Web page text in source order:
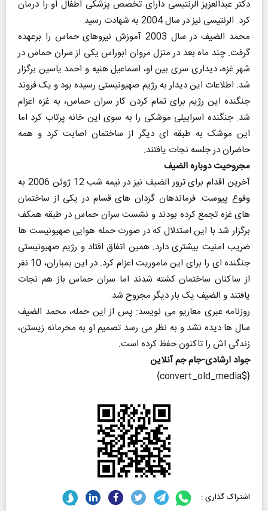
دکتر عبدالعزیز الرنتیسی دارای تخصص پزشکی اطفال او را درمان
کرد. الرنتیسی نیز در سال 2004 به شهادت رسید.
محمد الضیف در سال 2003 آموزش نیروهای حماس را برعهده
گرفت. چند ماه بعد در منزل مروان ابوراس یکی از سران حماس در
شهر غزه، دیداری سری بین او، اسماعیل هنیه و احمد یاسین برگزار
شد. اطلاعات این دیدار به رژیم صهیونیستی رسیده بود و یک فروند
جنگنده این رژیم برای تمام کردن کار سران حماس، به غزه اعزام
شد. جنگنده اسراییلی موشکی را به سوی این خانه پرتاب کرد اما
این موشک به طبقه ای دیگر از ساختمان اصابت کرد و همه
حاضران در جلسه نجات یافتند.
مجروحیت دوباره الضیف
آخرین اقدام برای ترور الضیف نیز در نیمه شب 12 ژوئن 2006 به
وقوع پیوست. فرماندهان گردان های قسام در یکی از ساختمان
های غزه تجمع کرده بودند و نشست سران حماس در طبقه همکف
برگزار شد با این استدلال که در صورت حمله هوایی صهیونیست ها
ضریب امنیت بیشتری دارد. همین اتفاق افتاد و رژیم صهیونیستی
جنگنده ای را برای این ماموریت اعزام کرد. در این بمباران، 10 نفر
از ساکنان ساختمان کشته شدند اما سران حماس باز هم نجات
یافتند و الضیف یک بار دیگر مجروح شد.
روزنامه عبری معاریو می نویسد: پس از این حمله، محمد الضیف
سال ها دیده نشد و به نظر می رسد تصمیم او به محرمانه زیستن،
زندگی اش را تاکنون حفظ کرده است.
جواد ارشادی-جام جم آنلاین
{$convert_old_media}
اشتراک گذاری :